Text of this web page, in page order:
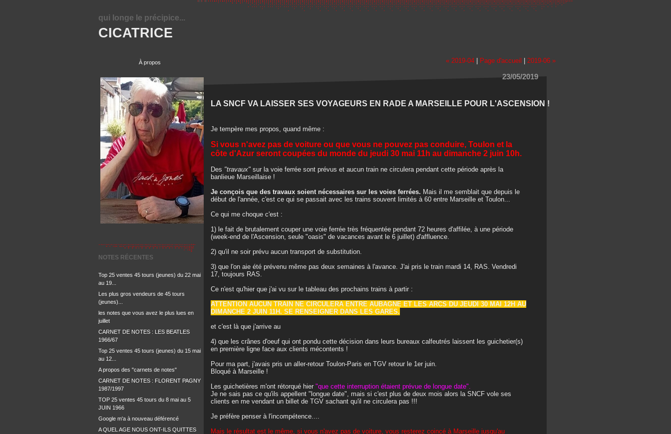
CICATRICE
qui longe le précipice...
À propos
NOTES RÉCENTES
Top 25 ventes 45 tours (jeunes) du 22 mai
au 19...
Les plus gros vendeurs de 45 tours
(jeunes)...
les notes que vous avez le plus lues en
juillet
CARNET DE NOTES : LES BEATLES
1966/67
Top 25 ventes 45 tours (jeunes) du 15 mai
au 12...
A propos des "carnets de notes"
CARNET DE NOTES : FLORENT PAGNY
1987/1997
TOP 25 ventes 45 tours du 8 mai au 5
JUIN 1966
Google m'a à nouveau déférencé
A QUEL AGE NOUS ONT-ILS QUITTES
« 2019-04 Page d'accueil 2019-06 »
23/05/2019
LA SNCF VA LAISSER SES VOYAGEURS EN RADE A MARSEILLE POUR L'ASCENSION !
Je tempère mes propos, quand même :
Si vous n'avez pas de voiture ou que vous ne pouvez pas conduire, Toulon et la
côte d'Azur seront coupées du monde du jeudi 30 mai 11h au dimanche 2 juin 10h.
Des "travaux" sur la voie ferrée sont prévus et aucun train ne circulera pendant cette période après la
banlieue Marseillaise !
Je conçois que des travaux soient nécessaires sur les voies ferrées. Mais il me semblait que depuis le
début de l'année, c'est ce qui se passait avec les trains souvent limités à 60 entre Marseille et Toulon...
Ce qui me choque c'est :
1) le fait de brutalement couper une voie ferrée très fréquentée pendant 72 heures d'affilée, à une période
(week-end de l'Ascension, seule "oasis" de vacances avant le 6 juillet) d'affluence.
2) qu'il ne soir prévu aucun transport de substitution.
3) que l'on aie été prévenu même pas deux semaines à l'avance. J'ai pris le train mardi 14, RAS. Vendredi
17, toujours RAS.
Ce n'est qu'hier que j'ai vu sur le tableau des prochains trains à partir :
ATTENTION AUCUN TRAIN NE CIRCULERA ENTRE AUBAGNE ET LES ARCS DU JEUDI 30 MAI 12H AU
DIMANCHE 2 JUIN 11H. SE RENSEIGNER DANS LES GARES.
et c'est là que j'arrive au
4) que les crânes d'oeuf qui ont pondu cette décision dans leurs bureaux calfeutrés laissent les guichetier(s)
en première ligne face aux clients mécontents !
Pour ma part, j'avais pris un aller-retour Toulon-Paris en TGV retour le 1er juin.
Bloqué à Marseille !
Les guichetières m'ont rétorqué hier "que cette interruption étaient prévue de longue date".
Je ne sais pas ce qu'ils appellent "longue date", mais si c'est plus de deux mois alors la SNCF vole ses
clients en me vendant un billet de TGV sachant qu'il ne circulera pas !!!
Je préfère penser à l'incompétence....
Mais le résultat est le même, si vous n'avez pas de voiture, vous resterez coincé à Marseille jusqu'au